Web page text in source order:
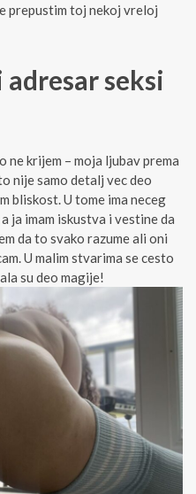
prepustim toj nekoj vreloj
seksi
krijem – moja ljubav prema
nije samo detalj vec deo
bliskost. U tome ima neceg
ja imam iskustva i vestine da
da to svako razume ali oni
U malim stvarima se cesto
su deo magije!